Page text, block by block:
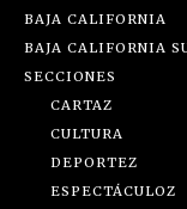
BAJA CALIFORNIA
BAJA CALIFORNIA
SECCIONES
CARTAZ
CULTURA
DEPORTEZ
ESPECTÁCULOZ